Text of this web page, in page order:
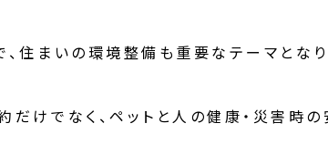
住まいの環境整備も重要なテーマとなり
けでなく、ペットと人の健康・災害時